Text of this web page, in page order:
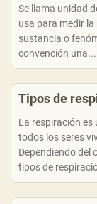
Se llama unidad
usa para medir
sustancia o
convención una...
Tipos de
La respiración
todos los seres
Dependiendo del
tipos de